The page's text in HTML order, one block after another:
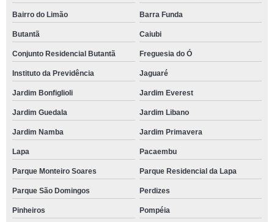
Bairro do Limão Barra Funda
Butantã Caiubi
Conjunto Residencial Butantã Freguesia do Ó
Instituto da Previdência Jaguaré
Jardim Bonfiglioli Jardim Everest
Jardim Guedala Jardim Libano
Jardim Namba Jardim Primavera
Lapa Pacaembu
Parque Monteiro Soares Parque Residencial da Lapa
Parque São Domingos Perdizes
Pinheiros Pompéia